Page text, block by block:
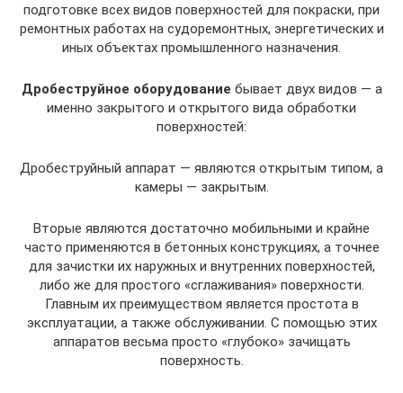
подготовке всех видов поверхностей для покраски, при
ремонтных работах на судоремонтных, энергетических и
иных объектах промышленного назначения.
Дробеструйное оборудование бывает двух видов — а
именно закрытого и открытого вида обработки
поверхностей:
Дробеструйный аппарат — являются открытым типом, а
камеры — закрытым.
Вторые являются достаточно мобильными и крайне
часто применяются в бетонных конструкциях, а точнее
для зачистки их наружных и внутренних поверхностей,
либо же для простого «сглаживания» поверхности.
Главным их преимуществом является простота в
эксплуатации, а также обслуживании. С помощью этих
аппаратов весьма просто «глубоко» зачищать
поверхность.